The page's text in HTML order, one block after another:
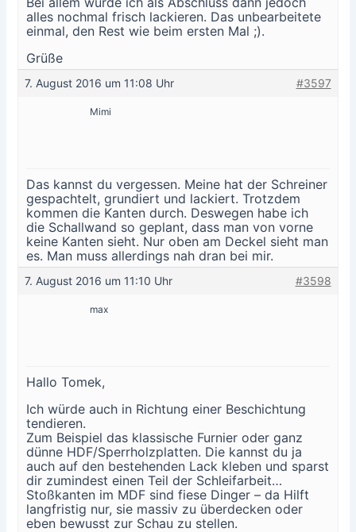
alles nochmal frisch lackieren. Das unbearbeitete
einmal, den Rest wie beim ersten Mal ;).
Grüße
7. August 2016 um 11:08 Uhr #3597
Mimi
Das kannst du vergessen. Meine hat der Schreiner
gespachtelt, grundiert und lackiert. Trotzdem
kommen die Kanten durch. Deswegen habe ich
die Schallwand so geplant, dass man von vorne
keine Kanten sieht. Nur oben am Deckel sieht man
es. Man muss allerdings nah dran bei mir.
7. August 2016 um 11:10 Uhr #3598
max
Hallo Tomek,
Ich würde auch in Richtung einer Beschichtung
tendieren.
Zum Beispiel das klassische Furnier oder ganz
dünne HDF/Sperrholzplatten. Die kannst du ja
auch auf den bestehenden Lack kleben und sparst
dir zumindest einen Teil der Schleifarbeit…
Stoßkanten im MDF sind fiese Dinger – da Hilft
langfristig nur, sie massiv zu überdecken oder
eben bewusst zur Schau zu stellen.